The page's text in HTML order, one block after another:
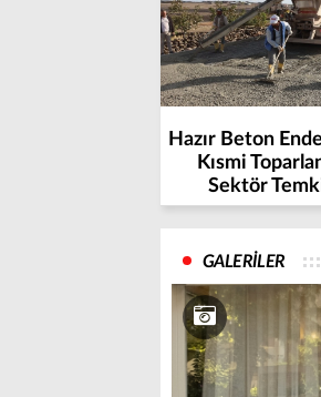
Hazır Beton
Kısmi
Sektör
GALERİLER